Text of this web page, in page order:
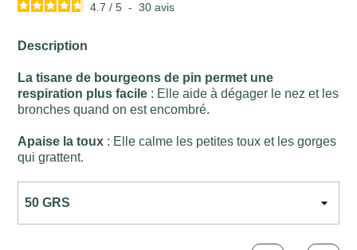
4.7 / 5 - 30avis
Description
La tisane de bourgeons de pin permet une
respiration plus facile : Elle aide à dégager le nez et les
bronches quand on est encombré.
Apaise la toux : Elle calme les petites toux et les gorges
qui grattent.